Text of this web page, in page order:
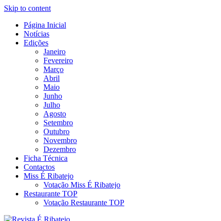
Skip to content
É Ribatejo – Revista Social
Online
Revista Social Online
Página Inicial
Notícias
Edições
Janeiro
Fevereiro
Março
Abril
Maio
Junho
Julho
Agosto
Setembro
Outubro
Novembro
Dezembro
Ficha Técnica
Contactos
Miss É Ribatejo
Votação Miss É Ribatejo
Restaurante TOP
Votação Restaurante TOP